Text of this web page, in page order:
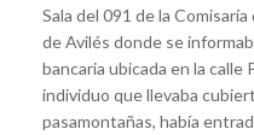
Sala del 091 de la
de Avilés donde se
bancaria ubicada en la calle
individuo que llevaba
pasamontañas, había